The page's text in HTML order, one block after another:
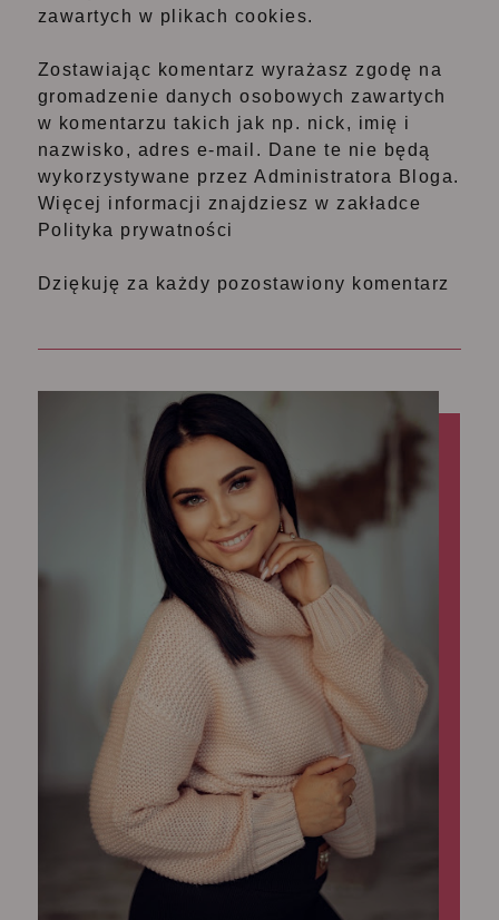
zawartych w plikach cookies.
Zostawiając komentarz wyrażasz zgodę na
gromadzenie danych osobowych zawartych
w komentarzu takich jak np. nick, imię i
nazwisko, adres e-mail. Dane te nie będą
wykorzystywane przez Administratora Bloga.
Więcej informacji znajdziesz w zakładce
Polityka prywatności
Dziękuję za każdy pozostawiony komentarz